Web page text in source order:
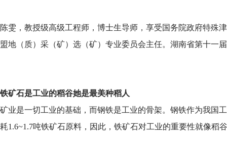
陈雯，教授级高级工程师，博士生导师，享受国务院政府特殊
盟地（质）采（矿）选（矿）专业委员会主任。湖南省第十一
铁矿石是工业的稻谷她是最美种稻人
矿业是一切工业的基础，而钢铁是工业的骨架。钢铁作为我国
耗1.6~1.7吨铁矿石原料，因此，铁矿石对工业的重要性就像稻